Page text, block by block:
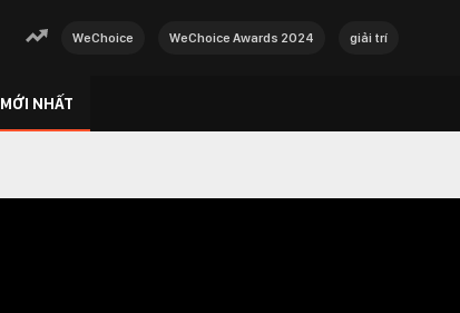
WeChoice WeChoice Awards 2024 giải trí
MỚI NHẤT